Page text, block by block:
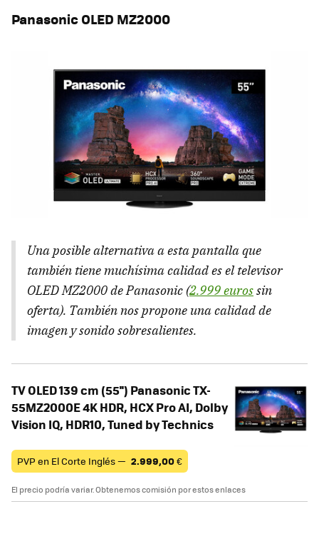
Panasonic OLED MZ2000
Una posible alternativa a esta pantalla que
también tiene muchísima calidad es el televisor
OLED MZ2000 de Panasonic (2.999 eurossin
oferta). También nos propone una calidad de
imagen y sonido sobresalientes.
TV OLED 139 cm (55'') Panasonic TX-
55MZ2000E 4K HDR, HCX Pro AI, Dolby
Vision IQ, HDR10, Tuned by Technics
PVP en El Corte Inglés — 2.999,00€
El precio podría variar. Obtenemos comisión por estos enlaces